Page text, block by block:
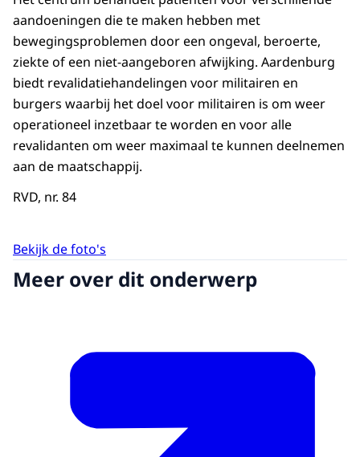
aandoeningen die te maken hebben met
bewegingsproblemen door een ongeval, beroerte,
ziekte of een niet-aangeboren afwijking. Aardenburg
biedt revalidatiehandelingen voor militairen en
burgers waarbij het doel voor militairen is om weer
operationeel inzetbaar te worden en voor alle
revalidanten om weer maximaal te kunnen deelnemen
aan de maatschappij.
RVD, nr. 84
Bekijk de foto's
Meer over dit onderwerp